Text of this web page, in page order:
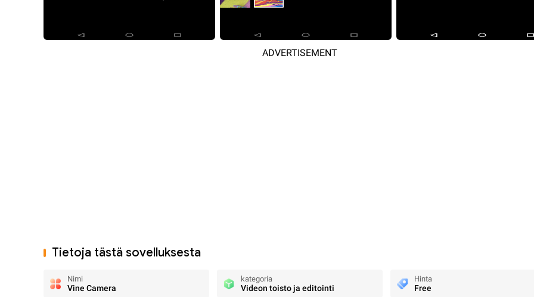
ADVERTISEMENT
Tietoja tästä sovelluksesta
Nimi
Vine Camera
kategoria
Videon toisto ja editointi
Hinta
Free